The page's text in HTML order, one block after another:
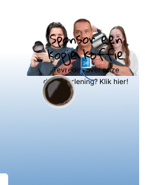
Sponsor een
kopje koffie
Tevreden over onze
dienstverlening? Klik hier!